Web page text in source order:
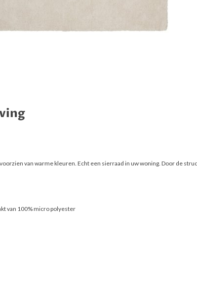
van warme kleuren. Echt een sierraad in uw woning. Door de
van 100% micro polyester